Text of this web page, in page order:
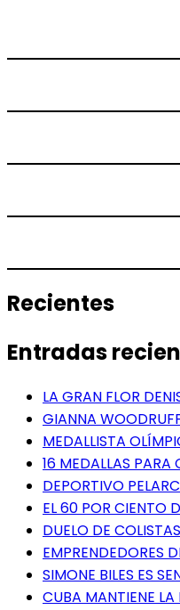
Recientes
Entradas
LA GRAN FLOR
GIANNA
MEDALLISTA
16 MEDALLAS PARA
DEPORTIVO
EL 60 POR CIENTO
DUELO DE
EMPRENDEDORES
SIMONE BILES ES
CUBA MANTIENE